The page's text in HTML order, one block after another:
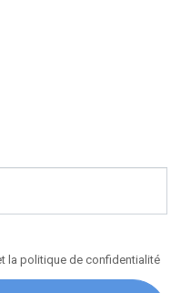
la politique de confidentialité